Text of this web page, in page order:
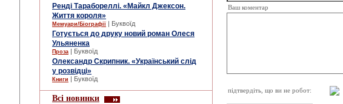
Ренді Тарабореллі. «Майкл Джексон.
Життя короля»
Мемуари/Біографії | Буквоїд
Готується до друку новий роман Олеся
Ульяненка
Проза | Буквоїд
Олександр Скрипник. «Український слід
у розвідці»
Книги | Буквоїд
Всі новинки
Ваш коментар
підтвердіть, що ви не робот: